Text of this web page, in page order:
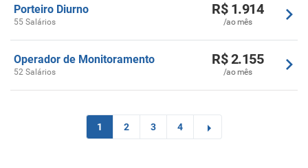
Porteiro Diurno
55 Salários
R$ 1.914
/ao mês
Operador de Monitoramento
52 Salários
R$ 2.155
/ao mês
1 2 3 4